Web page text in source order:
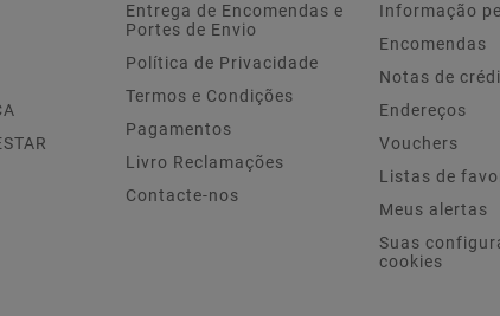
Entrega de Encomendas e
Portes de Envio
Política de Privacidade
Termos e Condições
Pagamentos
Livro Reclamações
Contacte-nos
Informação
Encomendas
Notas de
Endereços
Vouchers
Listas de
Meus alertas
Suas
cookies